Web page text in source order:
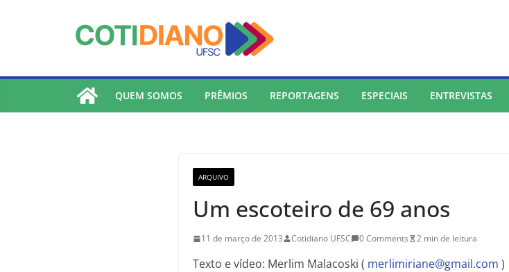
QUEM SOMOS PRÊMIOS REPORTAGENS ESPECIAIS ENTREVISTAS
ARQUIVO
Um escoteiro de 69 anos
11 de março de 2013 Cotidiano UFSC 0 Comments 2 min de leitura
Texto e vídeo: Merlim Malacoski ( merlimiriane@gmail.com )